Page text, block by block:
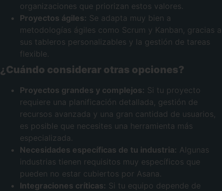
organizaciones que priorizan estos valores.
Proyectos ágiles: Se adapta muy bien a
metodologías ágiles como Scrum y Kanban, gracias a
sus tableros personalizables y la gestión de tareas
flexible.
¿Cuándo considerar otras opciones?
Proyectos grandes y complejos: Si tu proyecto
requiere una planificación detallada, gestión de
recursos avanzada y una gran cantidad de usuarios,
es posible que necesites una herramienta más
especializada.
Necesidades específicas de tu industria: Algunas
industrias tienen requisitos muy específicos que
pueden no estar cubiertos por Asana.
Integraciones críticas: Si tu equipo depende de